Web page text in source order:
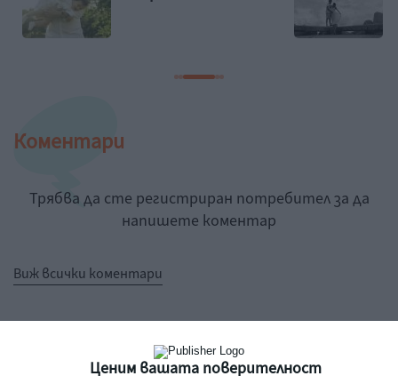
Ценим вашата поверителност
Коментари
Трябва да сте регистриран потребител за да
напишете коментар
Виж всички коментари